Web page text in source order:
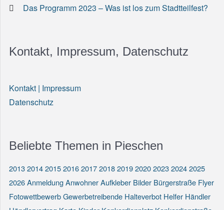
Das Programm 2023 – Was ist los zum Stadtteilfest?
Kontakt, Impressum, Datenschutz
Kontakt | Impressum
Datenschutz
Beliebte Themen in Pieschen
20132014201520162017201820192020202320242025
2026AnmeldungAnwohnerAufkleber Bilder Bürgerstraße Flyer
FotowettbewerbGewerbetreibende Halteverbot Helfer Händler